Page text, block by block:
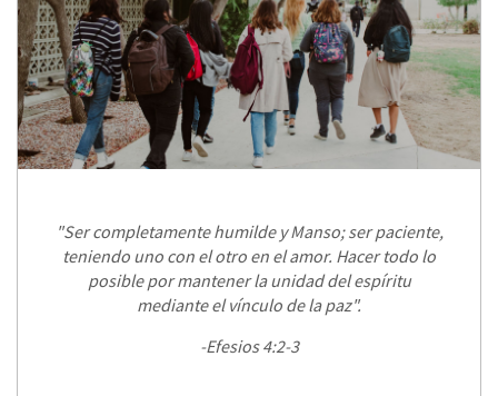
"Ser completamente humilde y Manso; ser paciente,
teniendo uno con el otro en el amor. Hacer todo lo
posible por mantener la unidad del espíritu
mediante el vínculo de la paz".
-Efesios 4:2-3